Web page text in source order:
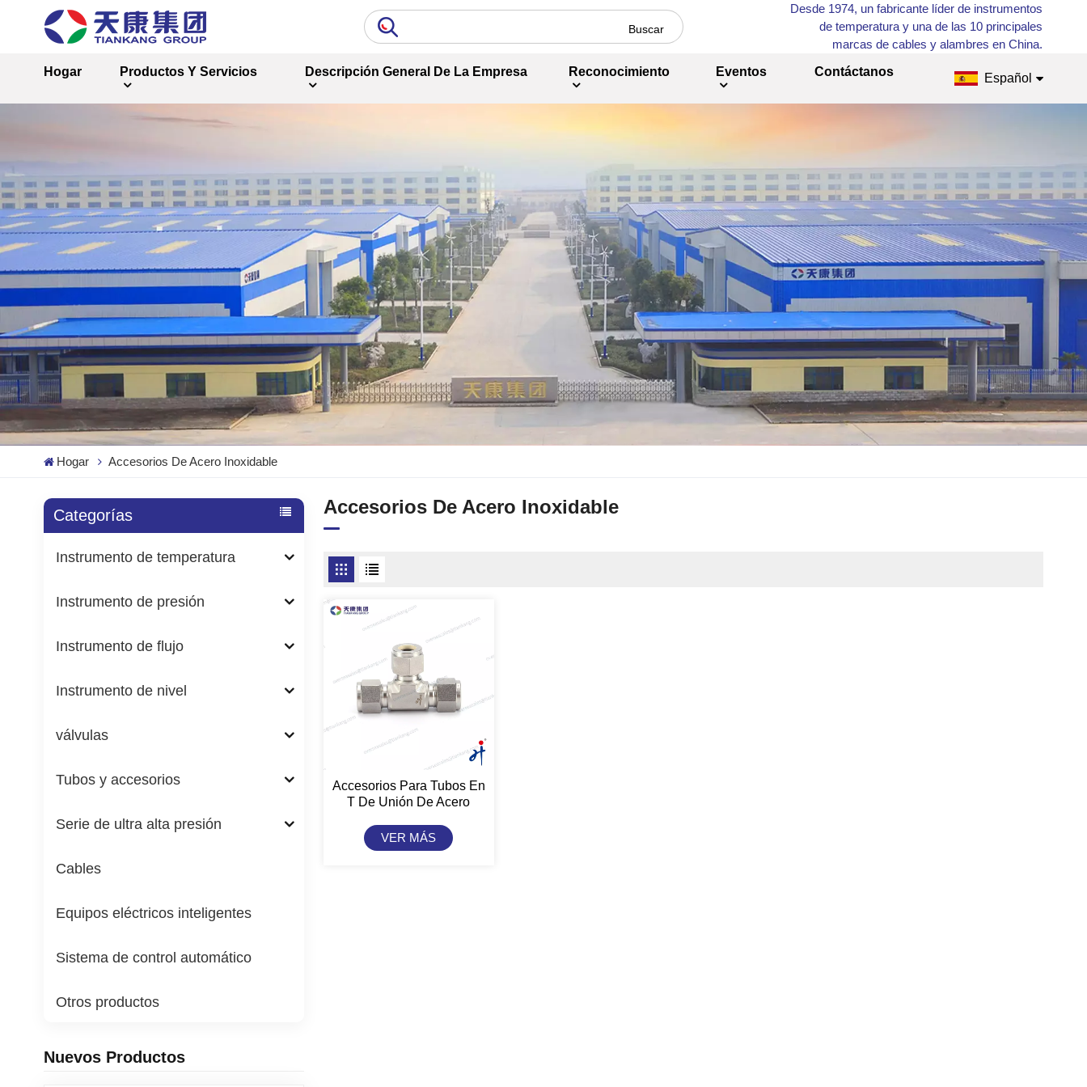
Desde 1974, un fabricante líder de instrumentos
de temperatura y una de las 10 principales
marcas de cables y alambres en China.
Hogar
Productos Y Servicios Descripción General De La Empresa Reconocimiento Eventos Contáctanos Español
Français
Русский
Español
Hogar Accesorios De Acero Inoxidable
Categorías
Instrumento de temperatura
Instrumento de presión
Instrumento de flujo
Instrumento de nivel
válvulas
Tubos y accesorios
Serie de ultra alta presión
Cables
Equipos eléctricos inteligentes
Sistema de control automático
Otros productos
Nuevos Productos
Accesorios De Acero Inoxidable
Accesorios Para Tubos En
T De Unión De Acero
VER MÁS